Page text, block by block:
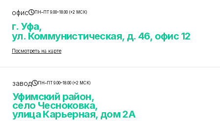
офис ПН–ПТ 9.00–18.00 (+2 МСК)
г. Уфа,
ул. Коммунистическая, д. 46, офис 12
Посмотреть на карте
завод ПН–ПТ 9.00–18.00 (+2 МСК)
Уфимский район,
село Чесноковка,
улица Карьерная, дом 2А